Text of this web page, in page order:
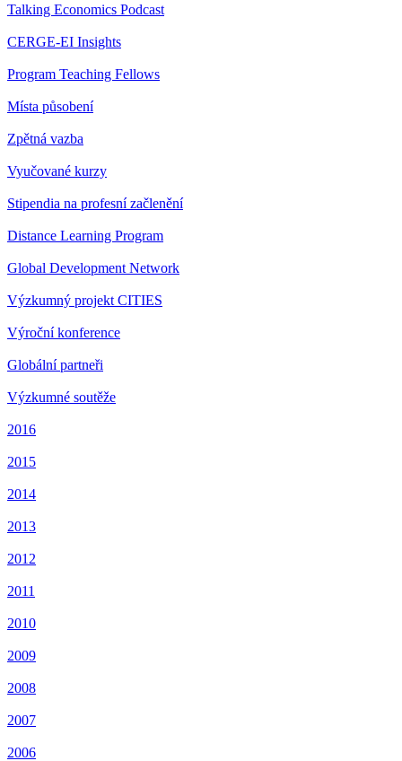
Talking Economics Podcast
CERGE-EI Insights
Program Teaching Fellows
Místa působení
Zpětná vazba
Vyučované kurzy
Stipendia na profesní začlenění
Distance Learning Program
Global Development Network
Výzkumný projekt CITIES
Výroční konference
Globální partneři
Výzkumné soutěže
2016
2015
2014
2013
2012
2011
2010
2009
2008
2007
2006